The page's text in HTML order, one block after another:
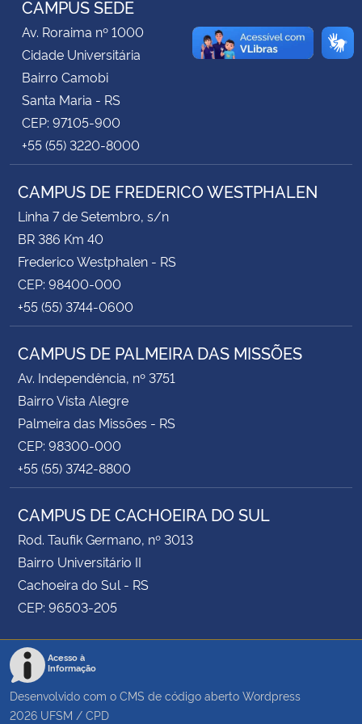
Secretaria-Geral
Secretaria de Governo
Gabinete de Segurança Institucional
Advocacia-Geral da União
CAMPUS SEDE
Av. Roraima nº 1000
Cidade Universitária
Bairro Camobi
Santa Maria - RS
CEP: 97105-900
+55 (55) 3220-8000
CAMPUS DE FREDERICO WESTPHALEN
Linha 7 de Setembro, s/n
BR 386 Km 40
Frederico Westphalen - RS
CEP: 98400-000
+55 (55) 3744-0600
CAMPUS DE PALMEIRA DAS MISSÕES
Av. Independência, nº 3751
Bairro Vista Alegre
Palmeira das Missões - RS
CEP: 98300-000
+55 (55) 3742-8800
CAMPUS DE CACHOEIRA DO SUL
Rod. Taufik Germano, nº 3013
Bairro Universitário II
Cachoeira do Sul - RS
CEP: 96503-205
Acesso à
Informação
Desenvolvido com o CMS de código aberto Wordpress
2026 UFSM / CPD